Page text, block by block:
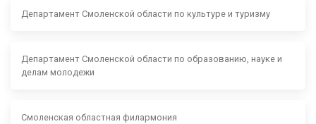
Департамент Смоленской области по культуре и туризму
Департамент Смоленской области по образованию, науке и
делам молодежи
Смоленская областная филармония